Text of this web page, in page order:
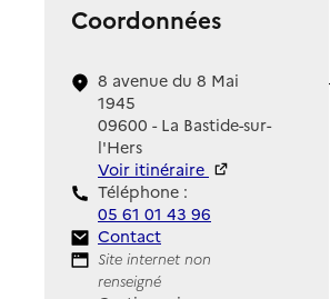
Coordonnées
8 avenue du 8 Mai
1945
09600 - La Bastide-sur-
l'Hers
Voir itinéraire
Téléphone :
05 61 01 43 96
Contact
Contact
Site Internet
Site internet non
renseigné